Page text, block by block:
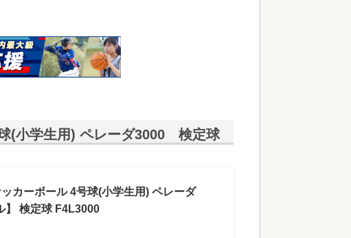
(小学生用) ペレーダ3000 検定球
カーボール 4号球(小学生用) ペレーダ
】 検定球 F4L3000